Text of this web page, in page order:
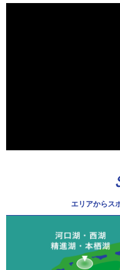
エリアからス